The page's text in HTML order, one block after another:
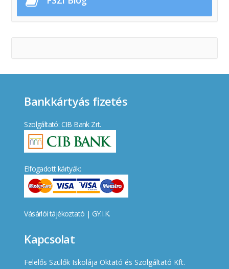
Bankkártyás fizetés
Szolgáltató: CIB Bank Zrt.
Elfogadott kártyák:
Vásárlói tájékoztató | GY.I.K.
Kapcsolat
Felelős Szülők Iskolája Oktató és Szolgáltató Kft.